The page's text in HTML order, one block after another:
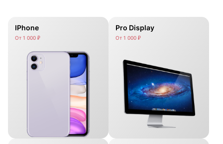
IPhone
От 1 000 ₽
Pro Display
От 1 000 ₽